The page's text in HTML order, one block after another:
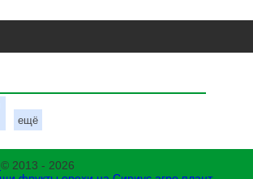
ещё
© 2013 - 2026